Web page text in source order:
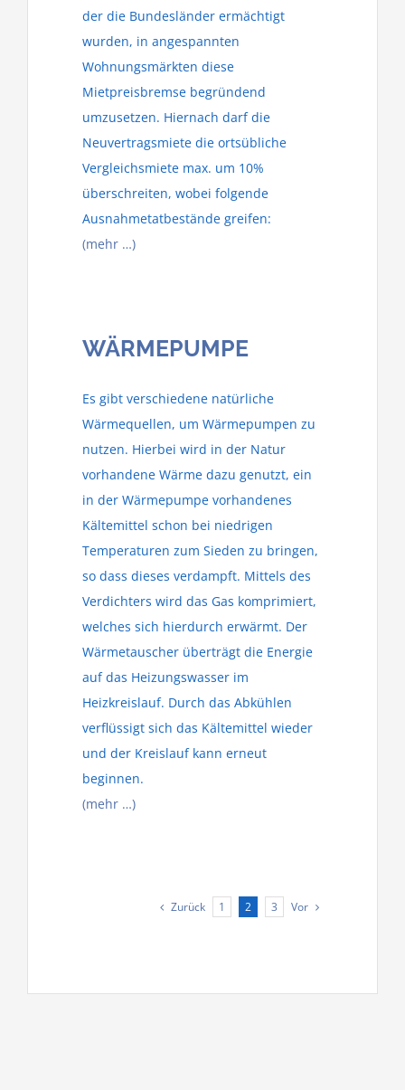
der die Bundesländer ermächtigt
wurden, in angespannten
Wohnungsmärkten diese
Mietpreisbremse begründend
umzusetzen. Hiernach darf die
Neuvertragsmiete die ortsübliche
Vergleichsmiete max. um 10%
überschreiten, wobei folgende
Ausnahmetatbestände greifen:
(mehr …)
WÄRMEPUMPE
Es gibt verschiedene natürliche
Wärmequellen, um Wärmepumpen zu
nutzen. Hierbei wird in der Natur
vorhandene Wärme dazu genutzt, ein
in der Wärmepumpe vorhandenes
Kältemittel schon bei niedrigen
Temperaturen zum Sieden zu bringen,
so dass dieses verdampft. Mittels des
Verdichters wird das Gas komprimiert,
welches sich hierdurch erwärmt. Der
Wärmetauscher überträgt die Energie
auf das Heizungswasser im
Heizkreislauf. Durch das Abkühlen
verflüssigt sich das Kältemittel wieder
und der Kreislauf kann erneut
beginnen.
(mehr …)
Zurück 1 2 3 Vor